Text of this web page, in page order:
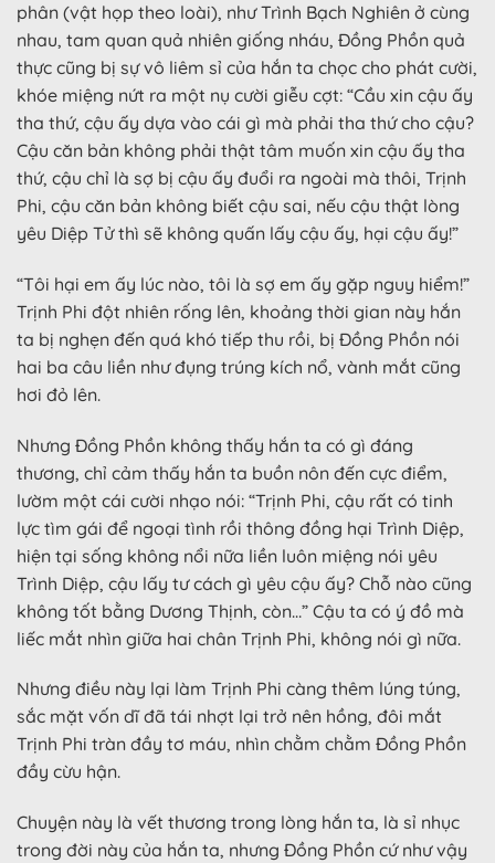
phân (vật họp theo loài), như Trình Bạch Nghiên ở cùng
nhau, tam quan quả nhiên giống nháu, Đồng Phồn quả
thực cũng bị sự vô liêm sỉ của hắn ta chọc cho phát cười,
khóe miệng nứt ra một nụ cười giễu cợt: “Cầu xin cậu ấy
tha thứ, cậu ấy dựa vào cái gì mà phải tha thứ cho cậu?
Cậu căn bản không phải thật tâm muốn xin cậu ấy tha
thứ, cậu chỉ là sợ bị cậu ấy đuổi ra ngoài mà thôi, Trịnh
Phi, cậu căn bản không biết cậu sai, nếu cậu thật lòng
yêu Diệp Tử thì sẽ không quấn lấy cậu ấy, hại cậu ấy!”
“Tôi hại em ấy lúc nào, tôi là sợ em ấy gặp nguy hiểm!”
Trịnh Phi đột nhiên rống lên, khoảng thời gian này hắn
ta bị nghẹn đến quá khó tiếp thu rồi, bị Đồng Phồn nói
hai ba câu liền như đụng trúng kích nổ, vành mắt cũng
hơi đỏ lên.
Nhưng Đồng Phồn không thấy hắn ta có gì đáng
thương, chỉ cảm thấy hắn ta buồn nôn đến cực điểm,
lườm một cái cười nhạo nói: “Trịnh Phi, cậu rất có tinh
lực tìm gái để ngoại tình rồi thông đồng hại Trình Diệp,
hiện tại sống không nổi nữa liền luôn miệng nói yêu
Trình Diệp, cậu lấy tư cách gì yêu cậu ấy? Chỗ nào cũng
không tốt bằng Dương Thịnh, còn…” Cậu ta có ý đồ mà
liếc mắt nhìn giữa hai chân Trịnh Phi, không nói gì nữa.
Nhưng điều này lại làm Trịnh Phi càng thêm lúng túng,
sắc mặt vốn dĩ đã tái nhợt lại trở nên hồng, đôi mắt
Trịnh Phi tràn đầy tơ máu, nhìn chằm chằm Đồng Phồn
đầy cừu hận.
Chuyện này là vết thương trong lòng hắn ta, là sỉ nhục
trong đời này của hắn ta, nhưng Đồng Phồn cứ như vậy